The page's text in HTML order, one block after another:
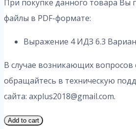
При покупке данного товара Вы
файлы в PDF-формате:
Выражение 4 ИДЗ 6.3
В случае возникающих вопросов
обращайтесь в техническую
сайта: axplus2018@gmail.com.
1Add to cart